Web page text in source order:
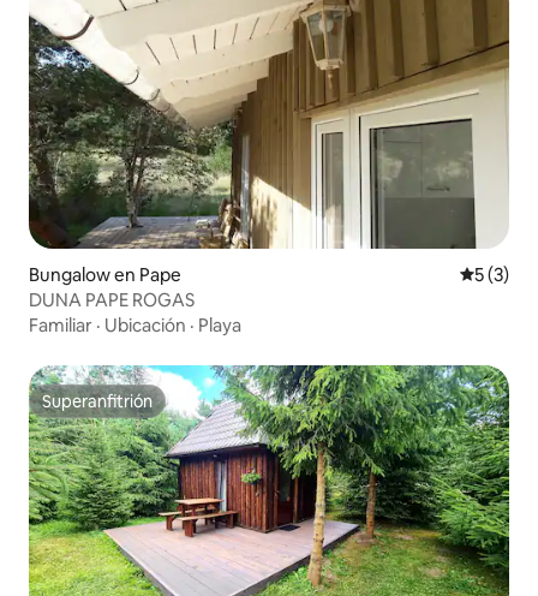
Bungalow en Pape
5 (3)
DUNA PAPE ROGAS
Familiar · Ubicación · Playa
Superanfitrión
Superanfitrión